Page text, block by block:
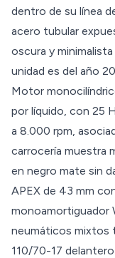
dentro de su línea
acero tubular
oscura y
unidad es del año
Motor
por líquido, con 25
a 8.000 rpm,
carrocería muestra
en negro mate sin
APEX de 43 mm
monoamortiguador
neumáticos mixtos
110/70-17